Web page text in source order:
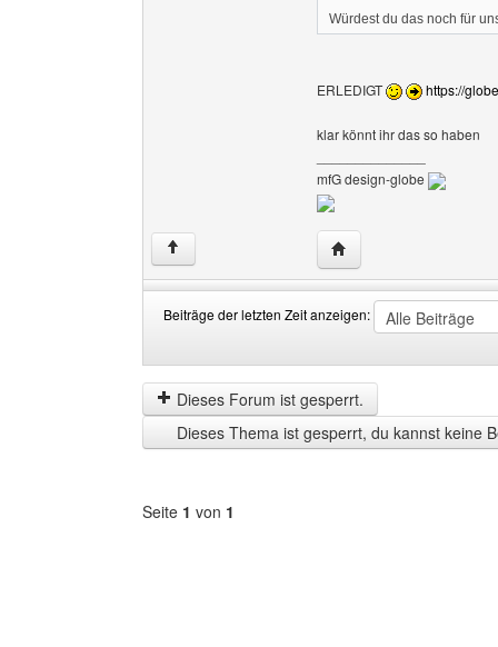
Würdest du das noch für
ERLEDIGT https://
klar könnt ihr das so haben
mfG design-globe
↑ Website dieses
Beiträge der letzten Zeit anzeigen:
der
letzten
Zeit
anzeigen
by
Dieses Forum ist gesperrt.
Dieses Thema ist gesperrt, du kannst keine
Seite 1 von 1